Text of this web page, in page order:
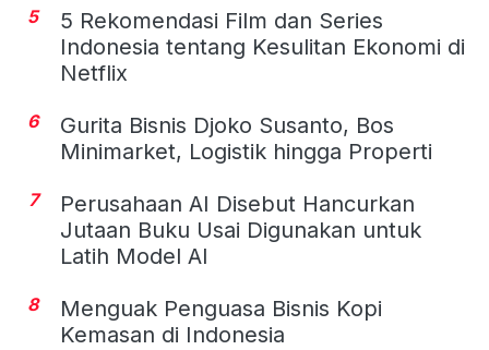
5
5 Rekomendasi Film dan Series
Indonesia tentang Kesulitan Ekonomi di
Netflix
6
Gurita Bisnis Djoko Susanto, Bos
Minimarket, Logistik hingga Properti
7
Perusahaan AI Disebut Hancurkan
Jutaan Buku Usai Digunakan untuk
Latih Model AI
8
Menguak Penguasa Bisnis Kopi
Kemasan di Indonesia